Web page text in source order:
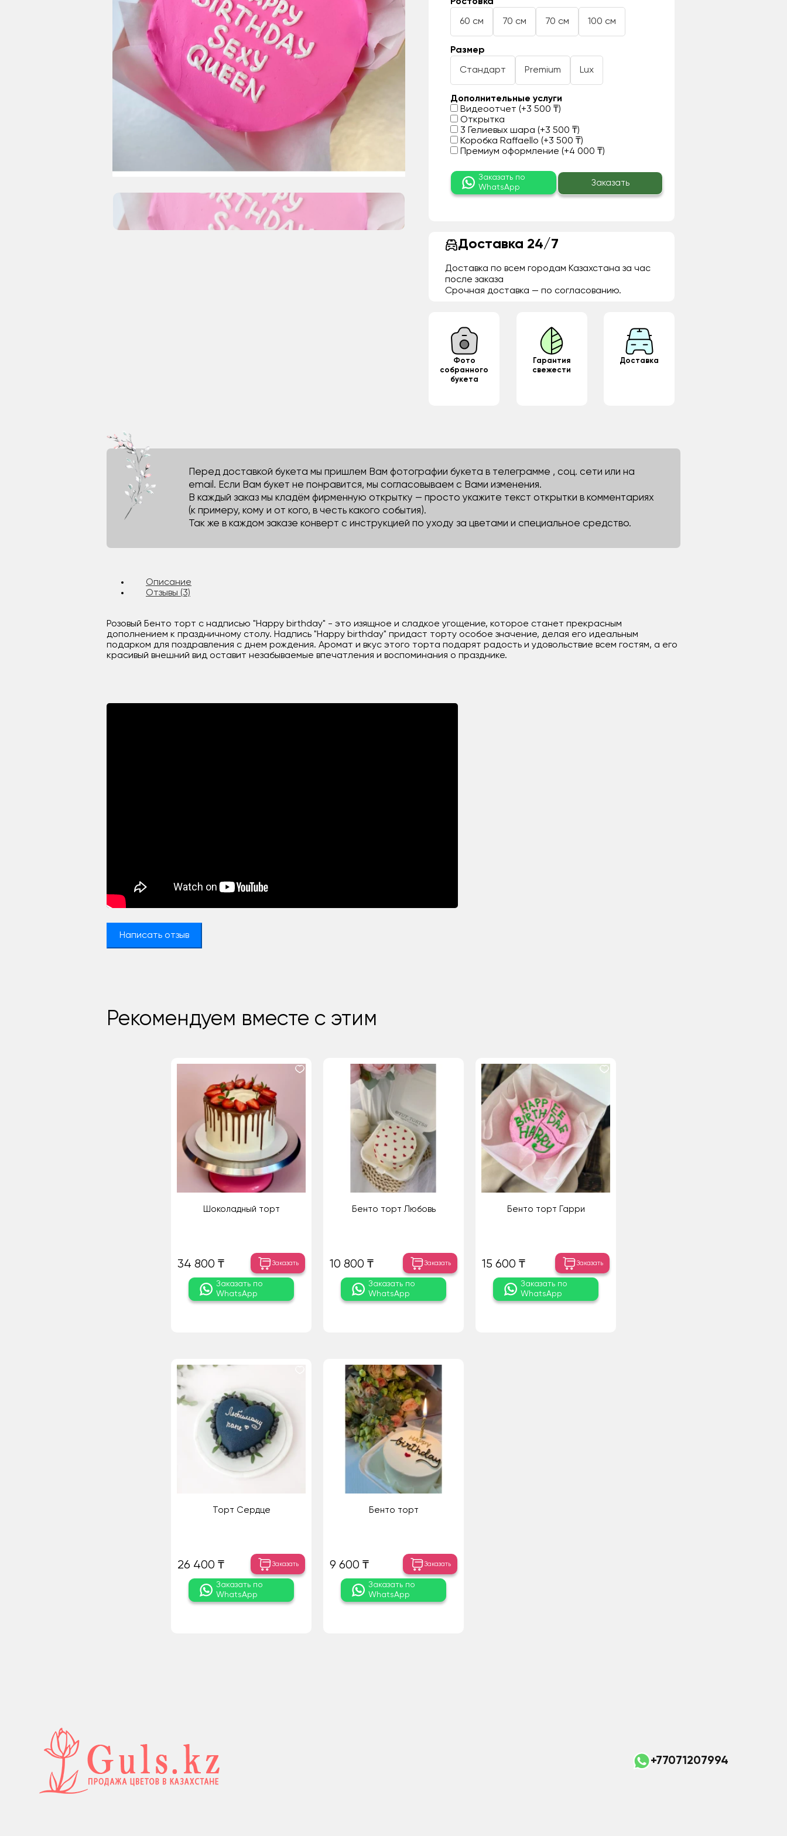
60 см 70 см 70 см 100 см
Размер
Стандарт Premium Lux
Дополнительные услуги
Видеоотчет (+3 500 ₸)
Открытка
3 Гелиевых шара (+3 500 ₸)
Коробка Raffaello (+3 500 ₸)
Премиум оформление (+4 000 ₸)
Заказать по
WhatsApp
Заказать
Доставка 24/7
Доставка по всем городам Казахстана за час
после заказа
Срочная доставка — по согласованию.
Фото
собранного
букета
Гарантия
свежести
Доставка
Перед доставкой букета мы пришлем Вам фотографии букета в телеграмме , соц. сети или на
email. Если Вам букет не понравится, мы согласовываем с Вами изменения.
В каждый заказ мы кладём фирменную открытку — просто укажите текст открытки в комментариях
(к примеру, кому и от кого, в честь какого события).
Так же в каждом заказе конверт с инструкцией по уходу за цветами и специальное средство.
Описание
Отзывы (3)
Розовый Бенто торт с надписью "Happy birthday" - это изящное и сладкое угощение, которое станет прекрасным
дополнением к праздничному столу. Надпись "Happy birthday" придаст торту особое значение, делая его идеальным
подарком для поздравления с днем рождения. Аромат и вкус этого торта подарят радость и удовольствие всем гостям, а его
красивый внешний вид оставит незабываемые впечатления и воспоминания о празднике.
Написать отзыв
Рекомендуем вместе с этим
Шоколадный торт
34 800 ₸ Заказать
Заказать по
WhatsApp
Бенто торт Любовь
10 800 ₸ Заказать
Заказать по
WhatsApp
Бенто торт Гарри
15 600 ₸ Заказать
Заказать по
WhatsApp
Торт Сердце
26 400 ₸ Заказать
Заказать по
WhatsApp
Бенто торт
9 600 ₸ Заказать
Заказать по
WhatsApp
+77071207994